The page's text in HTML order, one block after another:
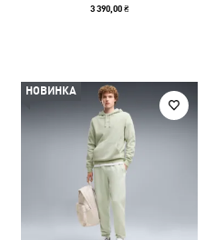
3 390,00 ₴
НОВИНКА